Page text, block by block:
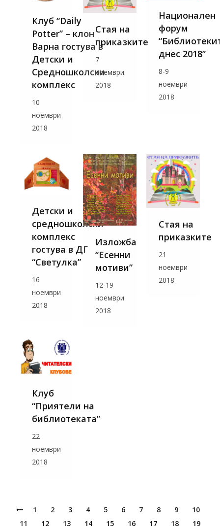
Клуб “Daily
Potter” – клон
Варна гостува в
Детски и
Средношколски
комплекс
10
ноември
2018
Стая на
приказките
7
ноември
2018
Национален
форум
днес 2018”
8-9
ноември
2018
Детски и
средношколски
комплекс
гостува в ДГ
“Светулка”
16
ноември
2018
Изложба
“Есенни
мотиви”
12-19
ноември
2018
Стая на
приказките
21
ноември
2018
Клуб
“Приятели на
библиотеката”
22
ноември
2018
1 2 3 4 5 6 7 8 9
10
11
12 13 14 15 16 17 18 19